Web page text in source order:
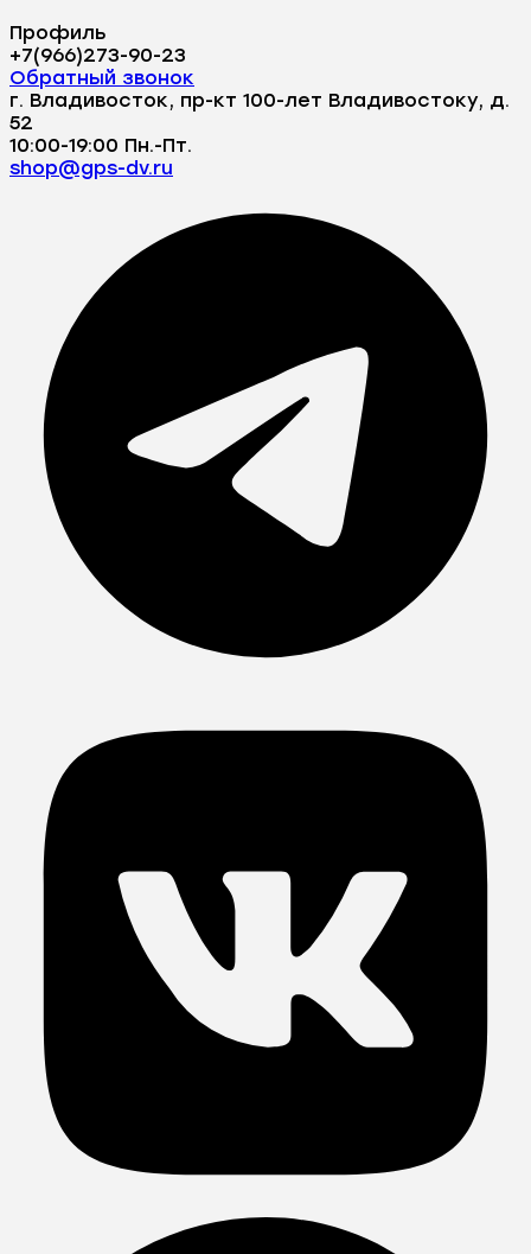
Профиль
+7(966)273-90-23
Обратный звонок
г. Владивосток, пр-кт 100-лет Владивостоку, д.
52
10:00-19:00 Пн.-Пт.
shop@gps-dv.ru